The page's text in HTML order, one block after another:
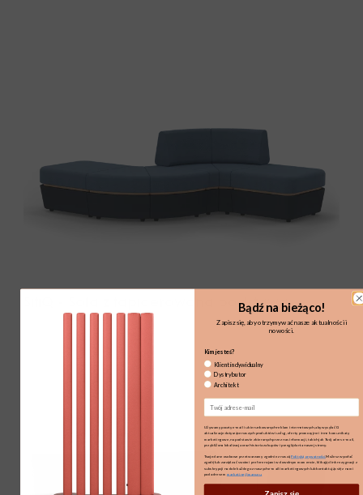
SitiQ - Sofa z tapicerowaną podstawą
Bądź na bieżąco!
Zapisz się, aby otrzymywać nasze aktualności i
nowości.
Kim jesteś?
Klient indywidualny
Dystrybutor
Architekt
Email
Używamy poczty e-mail i ukierunkowanych reklam internetowych, aby wysyłać Ci
aktualizacje dotyczące naszych produktów i usług, oferty promocyjne i inne komunikaty
marketingowe, na podstawie zbieranych przez nas informacji, takich jak Twój adres e-mail,
przybliżona lokalizacja oraz historia zakupów i przeglądania naszej strony.
Twoje dane osobowe przetwarzamy zgodnie z nasząPolityką prywatności.Możesz wycofać
zgodę lub zarządzać swoimi preferencjami w dowolnym momencie, klikając link rezygnacji z
subskrypcji na dole każdego z naszych e-maili marketingowych lub kontaktując się z nami
pod adresem marketing@maro.eu